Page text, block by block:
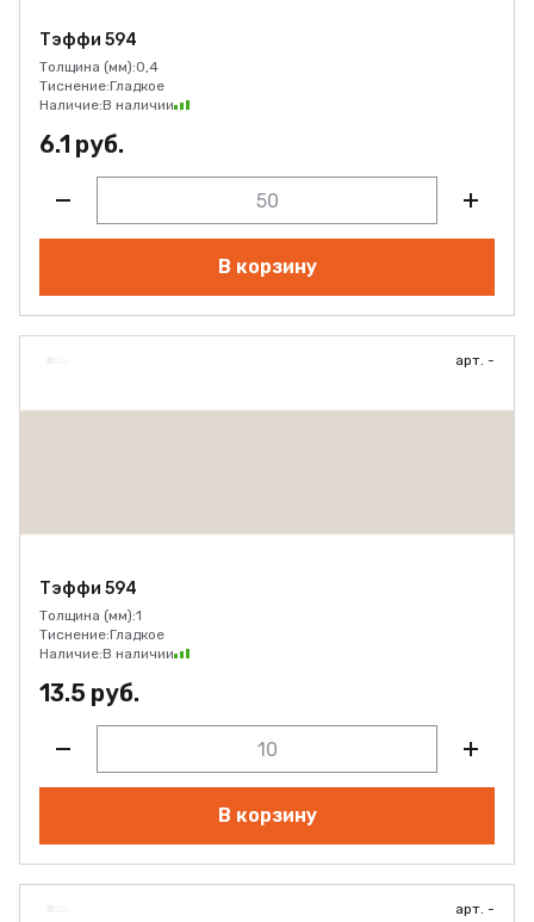
Тэффи 594
Толщина (мм):0,4
Тиснение:Гладкое
Наличие:В наличии
6.1 руб.
В корзину
арт. -
Тэффи 594
Толщина (мм):1
Тиснение:Гладкое
Наличие:В наличии
13.5 руб.
В корзину
арт. -